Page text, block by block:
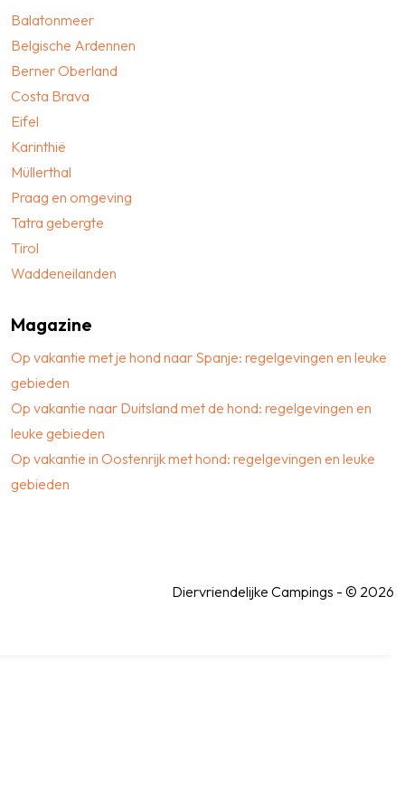
Balatonmeer
Belgische Ardennen
Berner Oberland
Costa Brava
Eifel
Karinthië
Müllerthal
Praag en omgeving
Tatra gebergte
Tirol
Waddeneilanden
Magazine
Op vakantie met je hond naar Spanje: regelgevingen en leuke
gebieden
Op vakantie naar Duitsland met de hond: regelgevingen en
leuke gebieden
Op vakantie in Oostenrijk met hond: regelgevingen en leuke
gebieden
Diervriendelijke Campings - © 2026